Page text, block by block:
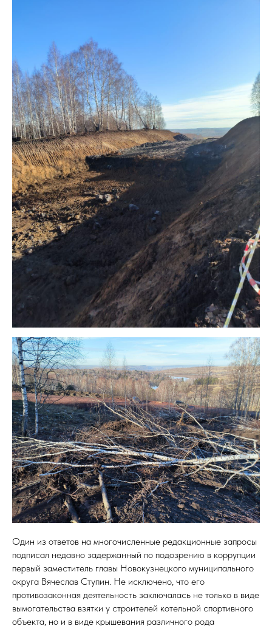
Один из ответов на многочисленные редакционные запросы
подписал недавно задержанный по подозрению в коррупции
первый заместитель главы Новокузнецкого муниципального
округа Вячеслав Ступин. Не исключено, что его
противозаконная деятельность заключалась не только в виде
вымогательства взятки у строителей котельной спортивного
объекта, но и в виде крышевания различного рода